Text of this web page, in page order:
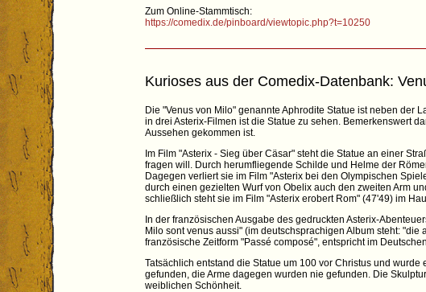
Zum Online-Stammtisch:
https://comedix.de/pinboard/viewtopic.php?t=10250
Kurioses aus der Comedix-Datenbank:
Die "Venus von Milo" genannte Aphrodite Statue ist neben der
in drei Asterix-Filmen ist die Statue zu sehen. Bemerkenswert
Aussehen gekommen ist.
Im Film "Asterix - Sieg über Cäsar" steht die Statue an einer
fragen will. Durch herumfliegende Schilde und Helme der
Dagegen verliert sie im Film "Asterix bei den Olympischen
durch einen gezielten Wurf von Obelix auch den zweiten Arm
schließlich steht sie im Film "Asterix erobert Rom" (47'49) im
In der französischen Ausgabe des gedruckten Asterix-
Milo sont venus aussi" (im deutschsprachigen Album steht:
französische Zeitform "Passé composé", entspricht im
Tatsächlich entstand die Statue um 100 vor Christus und
gefunden, die Arme dagegen wurden nie gefunden. Die
weiblichen Schönheit.